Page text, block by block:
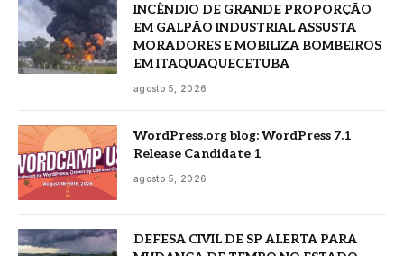
INCÊNDIO DE GRANDE PROPORÇÃO
EM GALPÃO INDUSTRIAL ASSUSTA
MORADORES E MOBILIZA BOMBEIROS
EM ITAQUAQUECETUBA
agosto 5, 2026
WordPress.org blog: WordPress 7.1
Release Candidate 1
agosto 5, 2026
DEFESA CIVIL DE SP ALERTA PARA